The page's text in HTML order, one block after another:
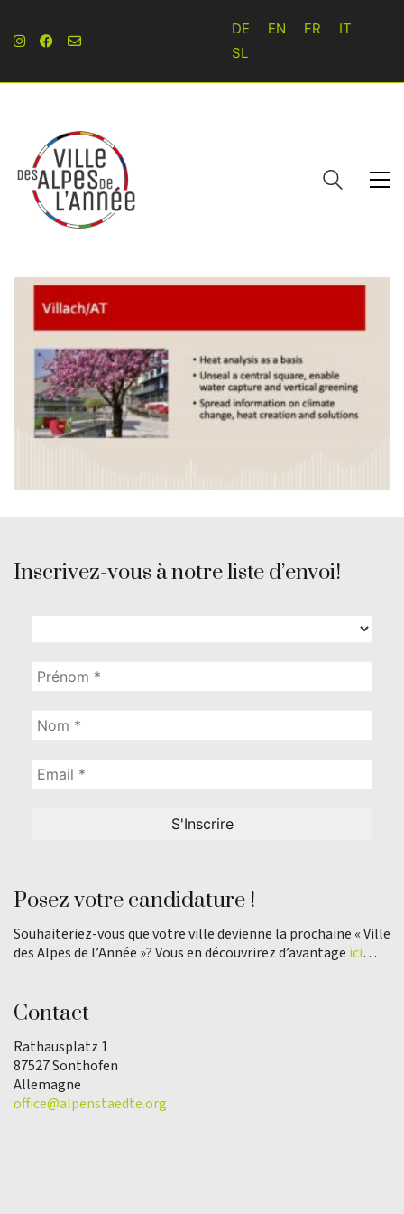
DE EN FR
IT
SL
Inscrivez-vous à notre liste d’envoi!
Posez votre candidature !
Souhaiteriez-vous que votre ville devienne la prochaine « Ville
des Alpes de l’Année »? Vous en découvrirez d’avantage ici…
Contact
Rathausplatz 1
87527 Sonthofen
Allemagne
office@alpenstaedte.org